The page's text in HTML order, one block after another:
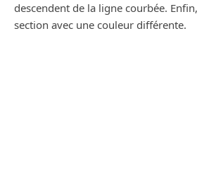
descendent de la ligne courbée.
section avec une couleur différente.